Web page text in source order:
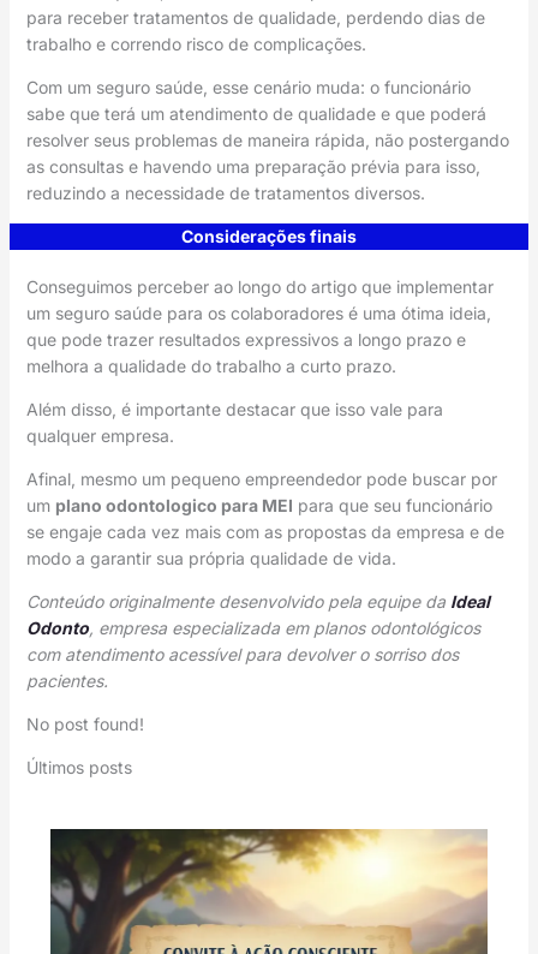
para receber tratamentos de qualidade, perdendo dias de
trabalho e correndo risco de complicações.
Com um seguro saúde, esse cenário muda: o funcionário
sabe que terá um atendimento de qualidade e que poderá
resolver seus problemas de maneira rápida, não postergando
as consultas e havendo uma preparação prévia para isso,
reduzindo a necessidade de tratamentos diversos.
Considerações finais
Conseguimos perceber ao longo do artigo que implementar
um seguro saúde para os colaboradores é uma ótima ideia,
que pode trazer resultados expressivos a longo prazo e
melhora a qualidade do trabalho a curto prazo.
Além disso, é importante destacar que isso vale para
qualquer empresa.
Afinal, mesmo um pequeno empreendedor pode buscar por
um plano odontologico para MEI para que seu funcionário
se engaje cada vez mais com as propostas da empresa e de
modo a garantir sua própria qualidade de vida.
Conteúdo originalmente desenvolvido pela equipe da Ideal
Odonto, empresa especializada em planos odontológicos
com atendimento acessível para devolver o sorriso dos
pacientes.
No post found!
Últimos posts